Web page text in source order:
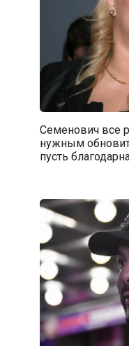
Семенович все
нужным
пусть